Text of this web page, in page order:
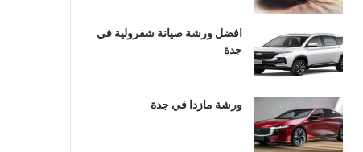
افضل ورشة صيانة شفرولية في
جدة
ورشة مازدا في جدة